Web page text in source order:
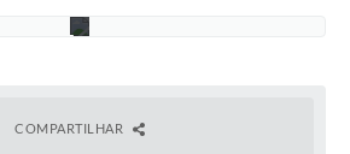
COMPARTILHAR